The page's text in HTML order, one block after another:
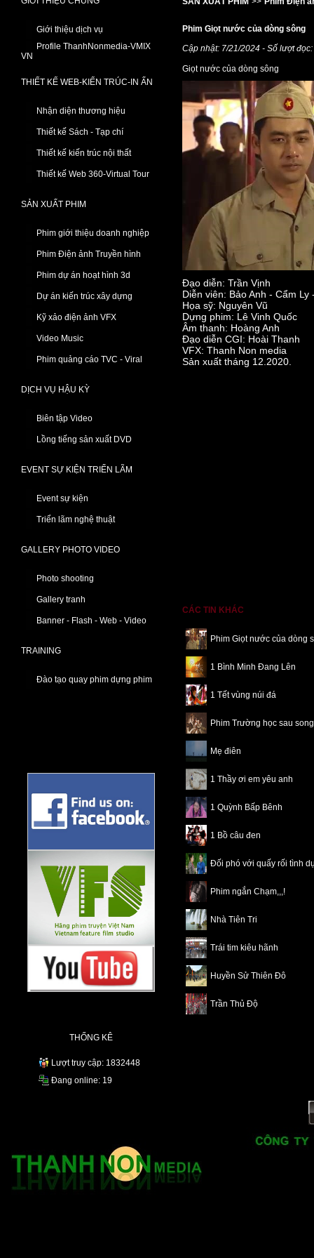
Giới thiệu dịch vụ
Profile ThanhNonmedia-VMIX
VN
THIẾT KẾ WEB-KIẾN TRÚC-IN ẤN
Nhận diện thương hiệu
Thiết kế Sách - Tạp chí
Thiết kế kiến trúc nội thất
Thiết kế Web 360-Virtual Tour
SẢN XUẤT PHIM
Phim giới thiệu doanh nghiệp
Phim Điện ảnh Truyền hình
Phim dự án hoạt hình 3d
Dự án kiến trúc xây dựng
Kỹ xảo điện ảnh VFX
Video Music
Phim quảng cáo TVC - Viral
DỊCH VỤ HẬU KỲ
Biên tập Video
Lồng tiếng sản xuất DVD
EVENT SỰ KIỆN TRIỂN LÃM
Event sự kiện
Triển lãm nghệ thuật
GALLERY PHOTO VIDEO
Photo shooting
Gallery tranh
Banner - Flash - Web - Video
TRAINING
Đào tạo quay phim dựng phim
THỐNG KÊ
Lượt truy cập: 1832448
Đang online: 19
Phim Giọt nước của dòng sông
Cập nhật: 7/21/2024 - Số lượt
Giọt nước của dòng sông
Đạo diễn: Trần Vịnh
Diễn viên: Bảo Anh - Cẩm
Họa sỹ: Nguyên Vũ
Dựng phim: Lê Vinh Quốc
Âm thanh: Hoàng Anh
Đạo diễn CGI: Hoài Thanh
VFX: Thanh Non media
Sản xuất tháng 12.2020.
CÁC TIN KHÁC
Phim Giọt nước của dòng
1 Bình Minh Đang Lên
1 Tết vùng núi đá
Phim Trường học sau
Mẹ điên
1 Thầy ơi em yêu anh
1 Quỳnh Bấp Bênh
1 Bồ câu đen
Đối phó với quấy rối tình
Phim ngắn Chạm,,,!
Nhà Tiên Tri
Trái tim kiêu hãnh
Huyền Sử Thiên Đô
Trần Thủ Độ